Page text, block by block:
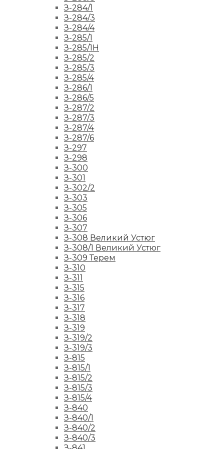
З-284/1
З-284/3
З-284/4
З-285/1
З-285/1Н
З-285/2
З-285/3
З-285/4
З-286/1
З-286/5
З-287/2
З-287/3
З-287/4
З-287/6
З-297
З-298
З-300
З-301
З-302/2
З-303
З-305
З-306
З-307
З-308 Великий Устюг
З-308/1 Великий Устюг
З-309 Терем
З-310
З-311
З-315
З-316
З-317
З-318
З-319
З-319/2
З-319/3
З-815
З-815/1
З-815/2
З-815/3
З-815/4
З-840
З-840/1
З-840/2
З-840/3